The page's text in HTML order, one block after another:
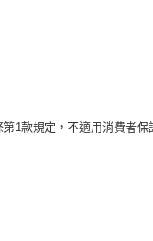
1款規定，不適用消費者